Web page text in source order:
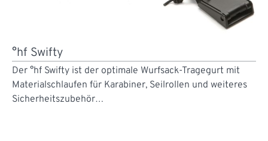
°hf Swifty
Der °hf Swifty ist der optimale Wurfsack-Tragegurt mit
Materialschlaufen für Karabiner, Seilrollen und weiteres
Sicherheitszubehör…